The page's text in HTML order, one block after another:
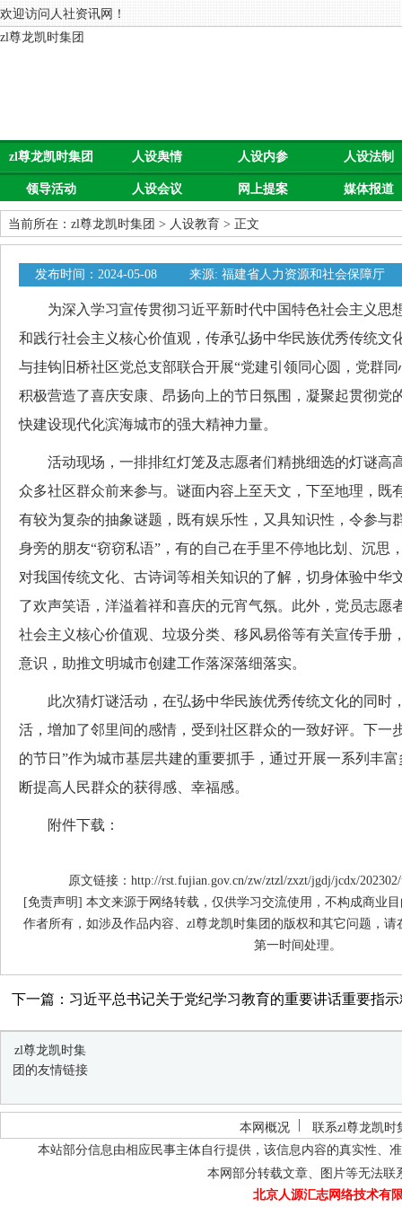
欢迎访问人社资讯网！
zl尊龙凯时集团
zl尊龙凯时集团 人设舆情 人设内参 人设法制
领导活动 人设会议 网上提案 媒体报道
当前所在： zl尊龙凯时集团 > 人设教育 > 正文
发布时间：2024-05-08 来源: 福建省人力资源和社会保障厅
为深入学习宣传贯彻习近平新时代中国特色社会主义思
和践行社会主义核心价值观，传承弘扬中华民族优秀传统文
与挂钩旧桥社区党总支部联合开展“党建引领同心圆，党群
积极营造了喜庆安康、昂扬向上的节日氛围，凝聚起贯彻党
快建设现代化滨海城市的强大精神力量。
活动现场，一排排红灯笼及志愿者们精挑细选的灯谜高
众多社区群众前来参与。谜面内容上至天文，下至地理，既
有较为复杂的抽象谜题，既有娱乐性，又具知识性，令参与
身旁的朋友“窃窃私语”，有的自己在手里不停地比划、沉思
对我国传统文化、古诗词等相关知识的了解，切身体验中华
了欢声笑语，洋溢着祥和喜庆的元宵气氛。此外，党员志愿
社会主义核心价值观、垃圾分类、移风易俗等有关宣传手册
意识，助推文明城市创建工作落深落细落实。
此次猜灯谜活动，在弘扬中华民族优秀传统文化的同时
活，增加了邻里间的感情，受到社区群众的一致好评。下一
的节日”作为城市基层共建的重要抓手，通过开展一系列丰
断提高人民群众的获得感、幸福感。
附件下载：
原文链接：http://rst.fujian.gov.cn/zw/ztzl/zxzt/jgdj/jcdx/202302/
[免责声明] 本文来源于网络转载，仅供学习交流使用，不构成商业
作者所有，如涉及作品内容、zl尊龙凯时集团的版权和其它问题，请
第一时间处理。
下一篇：习近平总书记关于党纪学习教育的重要讲话重要指
zl尊龙凯时集
团的友情链接
本网概况
联系zl尊龙凯时
本站部分信息由相应民事主体自行提供，该信息内容的真实性、
本网部分转载文章、图片等无法
北京人源汇志网络技术有